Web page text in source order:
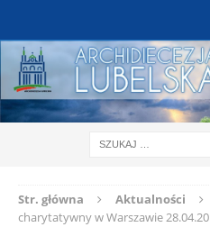
Str. główna Aktualności
charytatywny w Warszawie